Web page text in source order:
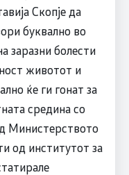
Скопје да
буквално во
заразни болести
животот и
ќе ги гонат за
средина со
Министерството
од институтот за